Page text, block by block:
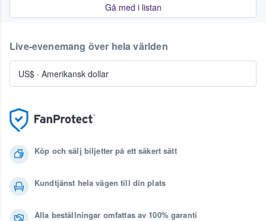
Gå med i listan
Köp och sälj biljetter på ett säkert sätt
Kundtjänst hela vägen till din plats
Alla beställningar omfattas av 100% garanti
Live-evenemang över hela världen
US$ · Amerikansk dollar